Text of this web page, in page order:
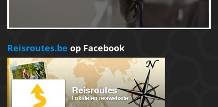
Reisroutes.be op Facebook